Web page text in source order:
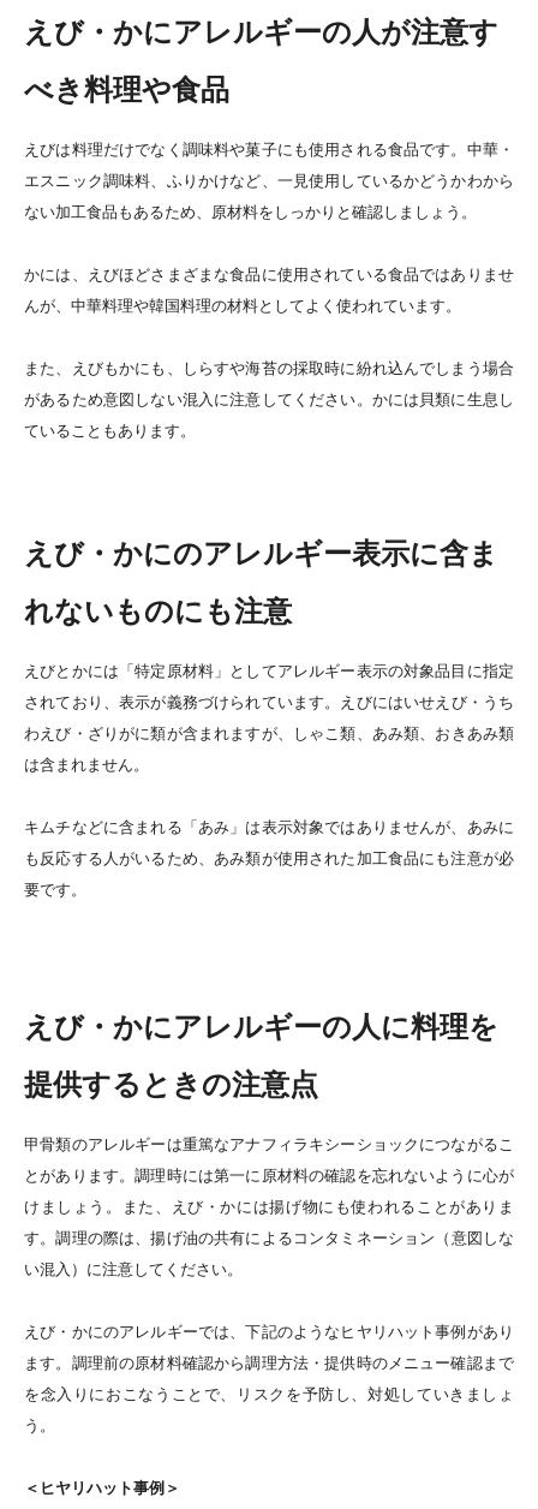
えび・かにアレルギーの人が注意す
べき料理や食品
えびは料理だけでなく調味料や菓子にも使用される食品です。 中華・
エスニック調味料、ふりかけなど、一見使用しているかどうかわから
ない加工食品もあるため、原材料をしっかりと確認しましょう。
かには、えびほどさまざまな食品に使用されている食品ではありませ
んが、中華料理や韓国料理の材料としてよく使われています。
また、えびもかにも、しらすや海苔の採取時に紛れ込んでしまう場合
があるため意図しない混入に注意してください。かには貝類に生息し
ていることもあります。
えび・かにのアレルギー表示に含ま
れないものにも注意
えびとかには「特定原材料」としてアレルギー表示の対象品目に指定
されており、表示が義務づけられています。
えびにはいせえび・うち
わえび・ざりがに類が含まれますが、
しゃこ類、あみ類、おきあみ類
は含まれません。
キムチなどに含まれる「あみ」は表示対象ではありませんが、あみに
も反応する人がいるため、あみ類が使用された加工食品にも注意が必
要です。
えび・かにアレルギーの人に料理を
提供するときの注意点
甲骨類のアレルギーは重篤なアナフィラキシーショックにつながるこ
とがあります。調理時には第一に原材料の確認を忘れないように心が
けましょう。また、えび・かには揚げ物にも使われることがありま
す。調理の際は、揚げ油の共有によるコンタミネーション（意図しな
い混入）に注意してください。
えび・かにのアレルギーでは、下記のようなヒヤリハット事例があり
ます。調理前の原材料確認から調理方法・提供時のメニュー確認まで
を念入りにおこなうことで、リスクを予防し、対処していきましょ
う。
＜ヒヤリハット事例＞